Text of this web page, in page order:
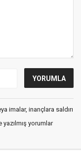
imalar, inançlara saldırı
yorumlar